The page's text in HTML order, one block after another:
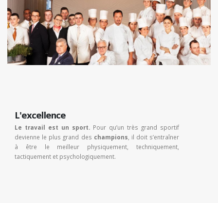
L'excellence
Le travail est un sport. Pour qu’un très grand sportif
devienne le plus grand des champions, il doit s’entraîner
à être le meilleur physiquement, techniquement,
tactiquement et psychologiquement.